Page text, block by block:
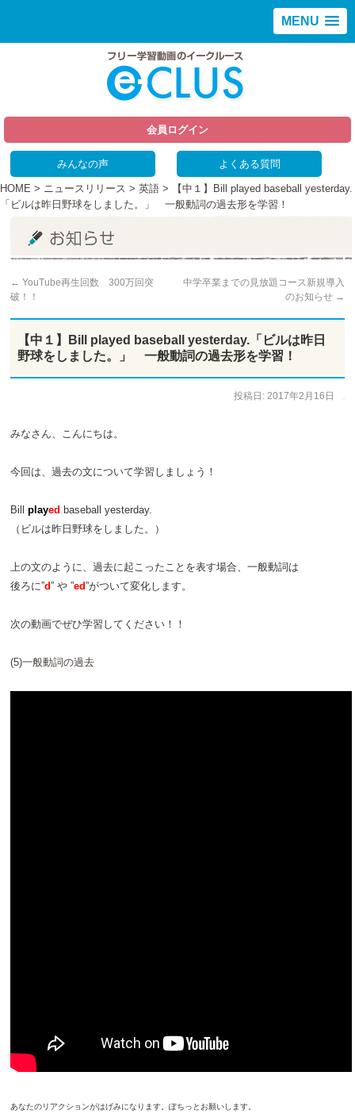
MENU
会員ログイン
みんなの声 よくある質問
HOME > ニュースリリース > 英語 > 【中１】Bill played baseball yesterday.
「ビルは昨日野球をしました。」 一般動詞の過去形を学習！
← YouTube再生回数 300万回突
破！！
中学卒業までの見放題コース新規導入
のお知らせ →
【中１】Bill played baseball yesterday.「ビルは昨日
野球をしました。」 一般動詞の過去形を学習！
投稿日: 2017年2月16日
みなさん、こんにちは。
今回は、過去の文について学習しましょう！
Billplayed baseball yesterday.
（ビルは昨日野球をしました。）
上の文のように、過去に起こったことを表す場合、一般動詞は
後ろに”d” や ”ed”がついて変化します。
次の動画でぜひ学習してください！！
(5)一般動詞の過去
あなたのリアクションがはげみになります。ぽちっとお願いします。